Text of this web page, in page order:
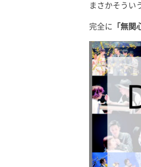
まさかそうい
完全に 「無関